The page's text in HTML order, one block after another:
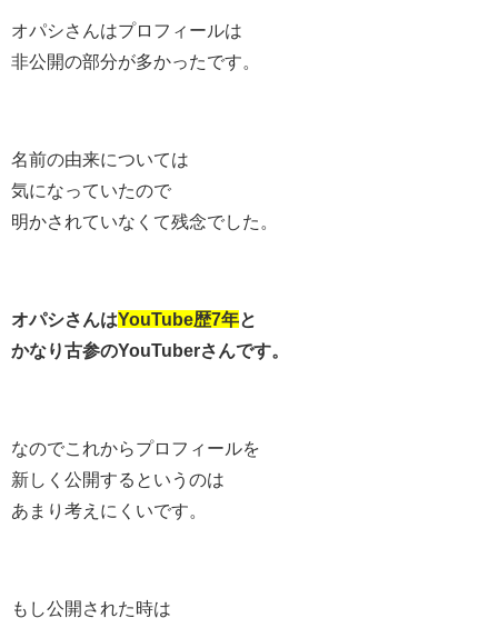
オパシさんはプロフィールは
非公開の部分が多かったです。
名前の由来については
気になっていたので
明かされていなくて残念でした。
オパシさんはYouTube歴7年と
かなり古参のYouTuberさんです。
なのでこれからプロフィールを
新しく公開するというのは
あまり考えにくいです。
もし公開された時は